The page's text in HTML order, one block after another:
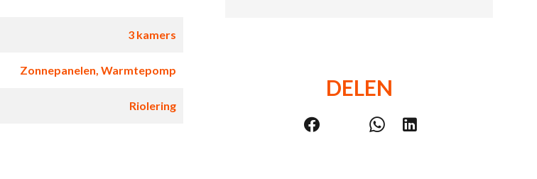
3 kamers
Zonnepanelen, Warmtepomp
Riolering
DELEN